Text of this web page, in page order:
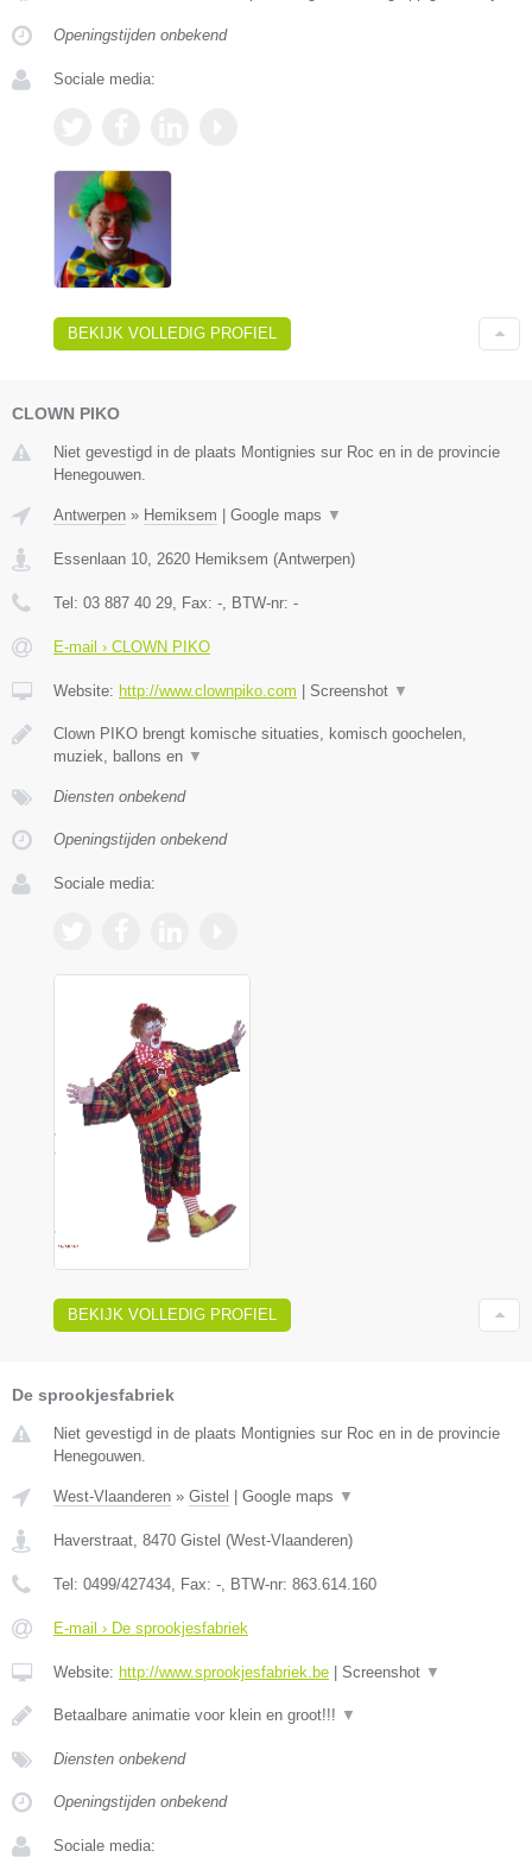
Openingstijden onbekend
Sociale media:
BEKIJK VOLLEDIG PROFIEL
CLOWN PIKO
Niet gevestigd in de plaats Montignies sur Roc en in de provincie
Henegouwen.
Antwerpen » Hemiksem | Google maps ▼
Essenlaan 10 2620 Hemiksem (Antwerpen)
Tel: 03 887 40 29 , Fax: - , BTW-nr: -
E-mail › CLOWN PIKO
Website: http://www.clownpiko.com | Screenshot ▼
Clown PIKO brengt komische situaties, komisch goochelen,
muziek, ballons en ▼
Diensten onbekend
Openingstijden onbekend
Sociale media:
BEKIJK VOLLEDIG PROFIEL
De sprookjesfabriek
Niet gevestigd in de plaats Montignies sur Roc en in de provincie
Henegouwen.
West-Vlaanderen » Gistel | Google maps ▼
Haverstraat 8470 Gistel (West-Vlaanderen)
Tel: 0499/427434 , Fax: - , BTW-nr: 863.614.160
E-mail › De sprookjesfabriek
Website: http://www.sprookjesfabriek.be | Screenshot ▼
Betaalbare animatie voor klein en groot!!! ▼
Diensten onbekend
Openingstijden onbekend
Sociale media: